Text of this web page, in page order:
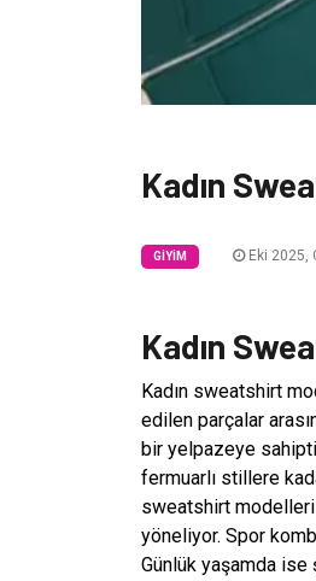
Kadın
GIYIM Eki 2025,
Kadın
Kadın sweatshirt
edilen parçalar
bir yelpazeye
fermuarlı stillere
sweatshirt
yöneliyor. Spor
Günlük yaşamda ise